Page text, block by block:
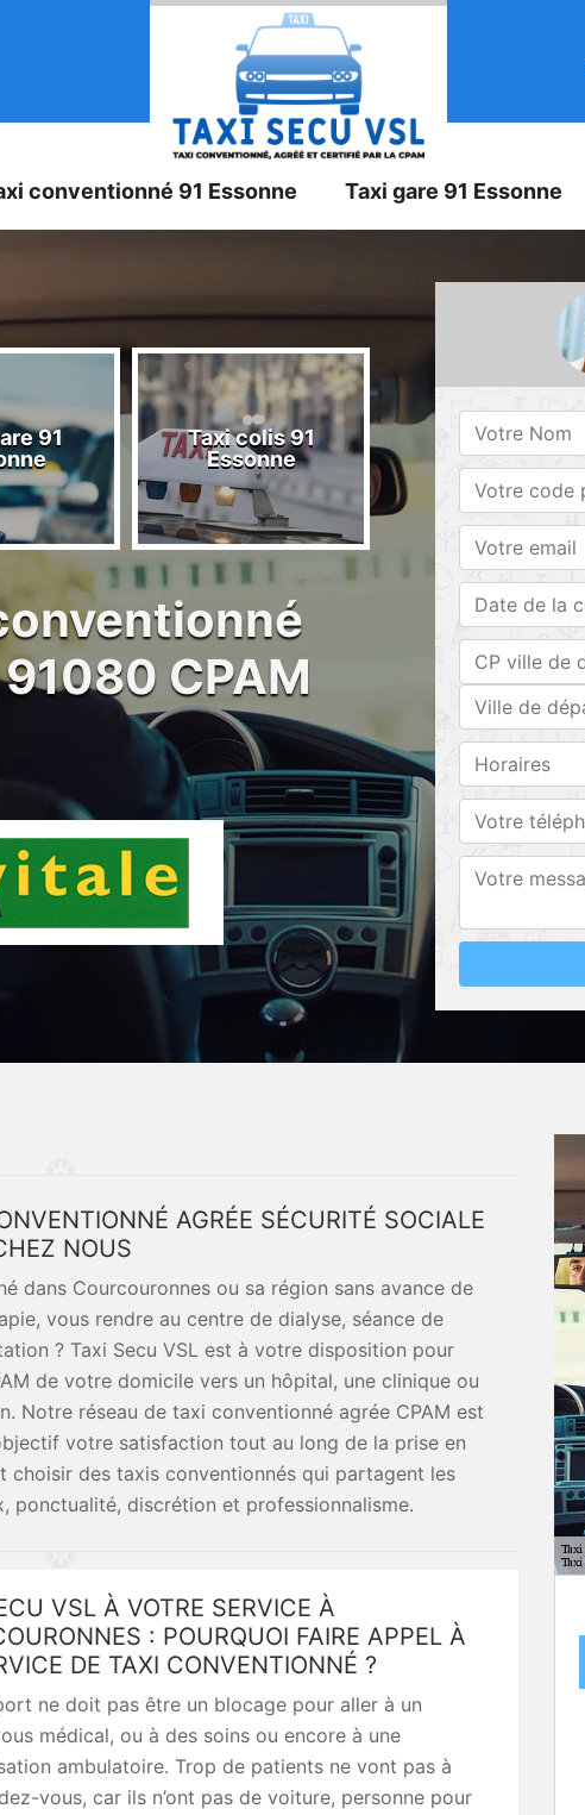
conventionné 91 Essonne Taxi gare 91 Essonne
91
Taxi colis 91
Essonne
Taxi 91 Essonne
CPAM
AGRÉE SÉCURITÉ SOCIALE
NOUS
dans Courcouronnes ou sa région sans avance de
vous rendre au centre de dialyse, séance de
? Taxi Secu VSL est à votre disposition pour
de votre domicile vers un hôpital, une clinique ou
Notre réseau de taxi conventionné agrée CPAM est
votre satisfaction tout au long de la prise en
choisir des taxis conventionnés qui partagent les
ponctualité, discrétion et professionnalisme.
VSL À VOTRE SERVICE À
: POURQUOI FAIRE APPEL À
DE TAXI CONVENTIONNÉ ?
ne doit pas être un blocage pour aller à un
médical, ou à des soins ou encore à une
ambulatoire. Trop de patients ne vont pas à
vous, car ils n’ont pas de voiture, personne pour